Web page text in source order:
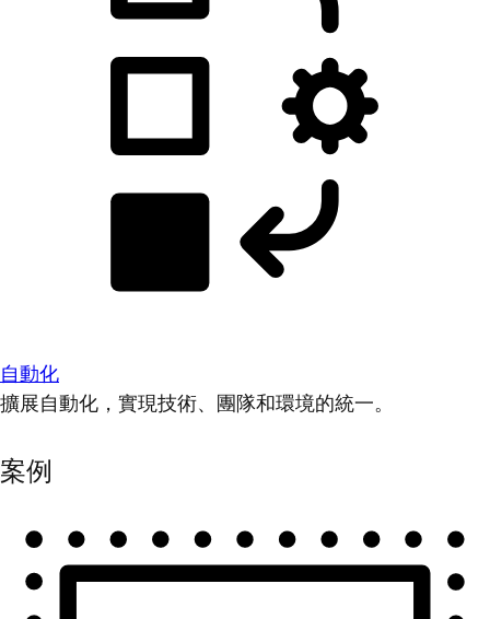
自動化
擴展自動化，實現技術、團隊和環境的統一。
案例